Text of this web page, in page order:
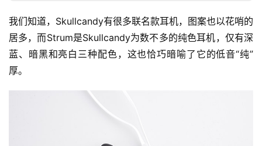
我们知道，Skullcandy有很多联名款耳机，图案也以花哨的
居多，而Strum是Skullcandy为数不多的纯色耳机，仅有深
蓝、暗黑和亮白三种配色，这也恰巧暗喻了它的低音“纯”
厚。